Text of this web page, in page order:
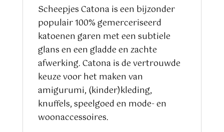
Scheepjes Catona is een bijzonder
populair 100% gemerceriseerd
katoenen garen met een subtiele
glans en een gladde en zachte
afwerking. Catona is de vertrouwde
keuze voor het maken van
amigurumi, (kinder)kleding,
knuffels, speelgoed en mode- en
woonaccessoires.